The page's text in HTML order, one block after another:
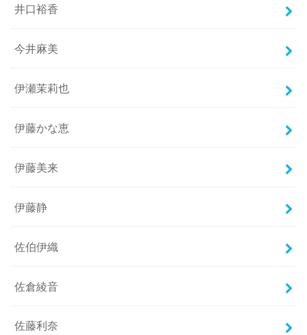
井口裕香
今井麻美
伊瀬茉莉也
伊藤かな恵
伊藤美来
伊藤静
佐伯伊織
佐倉綾音
佐藤利奈